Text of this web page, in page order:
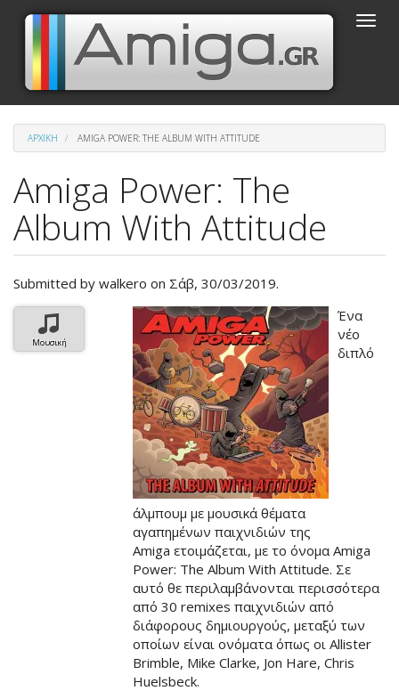
Παράκαμψη
κυρίως
περιεχόμενο
Toggle
ΑΡΧΙΚΉ AMIGA POWER: THE ALBUM WITH ATTITUDE
Amiga Power: The
Album With Attitude
Submitted by walkero on Σάβ, 30/03/2019.
Μουσική
Βασική
εικόνα
του
άρθρου
Ένα
νέο
διπλό
άλμπουμ με μουσικά θέματα
αγαπημένων παιχνιδιών της
Amiga ετοιμάζεται, με το όνομα Amiga
Power: The Album With Attitude. Σε
αυτό θε περιλαμβάνονται περισσότερα
από 30 remixes παιχνιδιών από
διάφορους δημιουργούς, μεταξύ των
οποίων είναι ονόματα όπως οι Allister
Brimble, Mike Clarke, Jon Hare, Chris
Huelsbeck.